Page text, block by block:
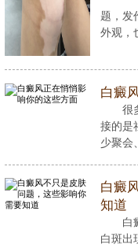
题，发
外观，
白癜
很
接的是
少聚会
白癜
知道
白
白斑出